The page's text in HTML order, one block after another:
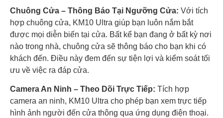
Chuông Cửa – Thông Báo Tại Ngưỡng Cửa: Với tích
hợp chuông cửa, KM10 Ultra giúp bạn luôn nắm bắt
được mọi diễn biến tại cửa. Bất kể bạn đang ở bất kỳ nơi
nào trong nhà, chuông cửa sẽ thông báo cho bạn khi có
khách đến. Điều này đem đến sự tiện lợi và kiểm soát tối
ưu về việc ra đáp cửa.
Camera An Ninh – Theo Dõi Trực Tiếp: Tích hợp
camera an ninh, KM10 Ultra cho phép bạn xem trực tiếp
hình ảnh người đến cửa thông qua ứng dụng điện thoại.